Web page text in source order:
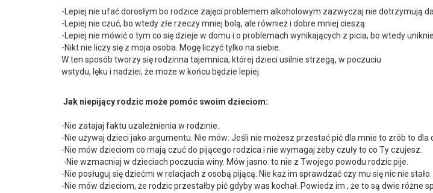
-Lepiej nie ufać dorosłym bo rodzice zajęci problemem alkoholowym zazwyczaj nie dotrzymują
-Lepiej nie czuć, bo wtedy złe rzeczy mniej bolą, ale również i dobre mniej cieszą.
-Lepiej nie mówić o tym co się dzieje w domu i o problemach wynikających z picia, bo wtedy
-Nikt nie liczy się z moja osoba. Mogę liczyć tylko na siebie.
W ten sposób tworzy się rodzinna tajemnica, której dzieci usilnie strzegą, w poczuciu
wstydu, lęku i nadziei, że może w końcu będzie lepiej.
Jak niepijący rodzic może pomóc swoim dzieciom:
-Nie zatajaj faktu uzależnienia w rodzinie.
-Nie używaj dzieci jako argumentu. Nie mów: Jeśli nie możesz przestać pić dla mnie to zrób to dla
-Nie mów dzieciom co mają czuć do pijącego rodzica i nie wymagaj żeby czuły to co Ty czujesz.
-Nie wzmacniaj w dzieciach poczucia winy. Mów jasno: to nie z Twojego powodu rodzic pije.
-Nie posługuj się dziećmi w relacjach z osobą pijącą. Nie każ im sprawdzać czy mu się nic nie stało.
-Nie mów dzieciom, że rodzic przestałby pić gdyby was kochał. Powiedz im , że to są dwie różne